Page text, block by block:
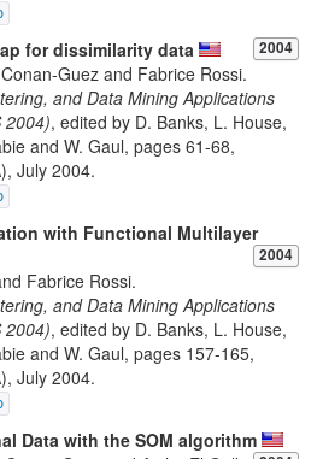
for dissimilarity data 2004
Guez and Fabrice Rossi.
and Data Mining Applications
2004), edited by D. Banks, L. House,
and W. Gaul, pages 61-68,
July 2004.
with Functional Multilayer
2004
Fabrice Rossi.
and Data Mining Applications
2004), edited by D. Banks, L. House,
and W. Gaul, pages 157-165,
July 2004.
Data with the SOM algorithm